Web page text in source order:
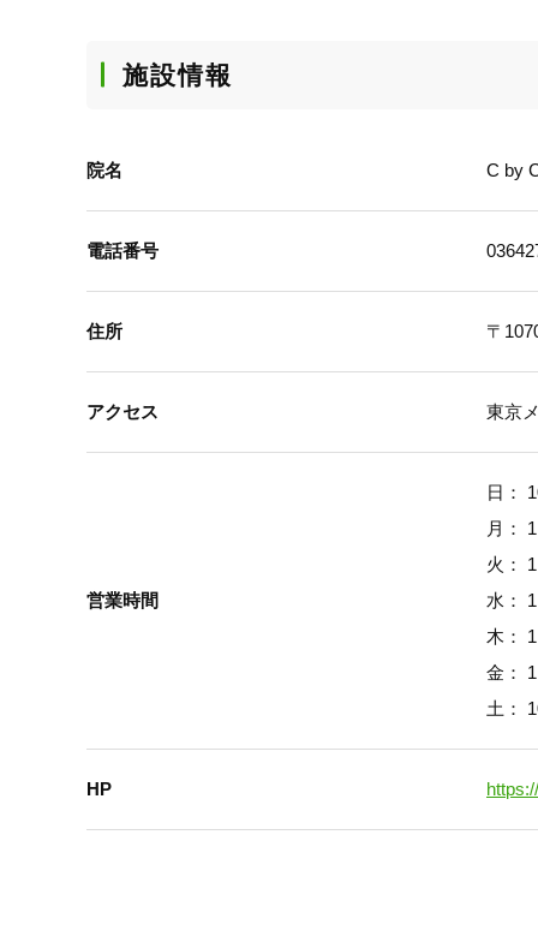
施設情報
院名 C by
電話番号
住所 〒
アクセス 東京
営業時間
日：
月：
火：
水：
木：
金：
土：
HP